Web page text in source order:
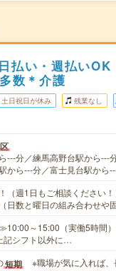
払い・週払い
数＊介護
土日祝日が休み 残業なし
---分／練馬高野台駅から---
から---分／富士見台駅から
（週1日もご相談ください
日数と曜日の組み合わせや
～15:00（実働5時間
記シフト以外に…
短期
※職場が気に入れば